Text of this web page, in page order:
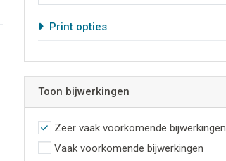
Print opties
Toon bijwerkingen
Zeer vaak voorkomende bijwerkingen
Vaak voorkomende bijwerkingen